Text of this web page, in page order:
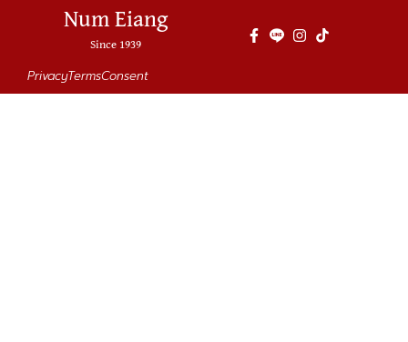
Num Eiang
Since 1939
PrivacyTermsConsent